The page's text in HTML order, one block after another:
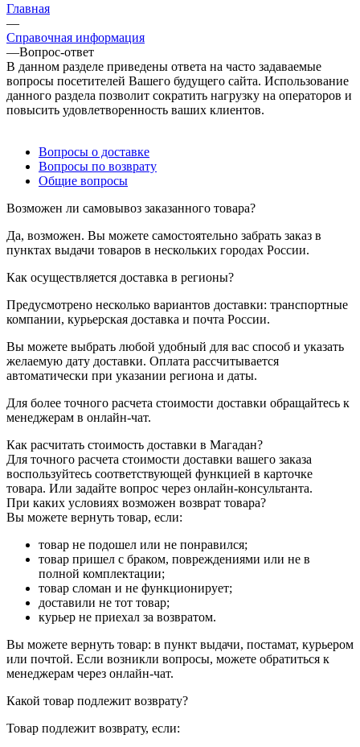
Главная
—
Справочная информация
—Вопрос-ответ
В данном разделе приведены ответа на часто задаваемые
вопросы посетителей Вашего будущего сайта. Использование
данного раздела позволит сократить нагрузку на операторов и
повысить удовлетворенность ваших клиентов.
Вопросы о доставке
Вопросы по возврату
Общие вопросы
Возможен ли самовывоз заказанного товара?
Да, возможен. Вы можете самостоятельно забрать заказ в
пунктах выдачи товаров в нескольких городах России.
Как осуществляется доставка в регионы?
Предусмотрено несколько вариантов доставки: транспортные
компании, курьерская доставка и почта России.
Вы можете выбрать любой удобный для вас способ и указать
желаемую дату доставки. Оплата рассчитывается
автоматически при указании региона и даты.
Для более точного расчета стоимости доставки обращайтесь к
менеджерам в онлайн-чат.
Как расчитать стоимость доставки в Магадан?
Для точного расчета стоимости доставки вашего заказа
воспользуйтесь соответствующей функцией в карточке
товара. Или задайте вопрос через онлайн-консультанта.
При каких условиях возможен возврат товара?
Вы можете вернуть товар, если:
товар не подошел или не понравился;
товар пришел с браком, повреждениями или не в
полной комплектации;
товар сломан и не функционирует;
доставили не тот товар;
курьер не приехал за возвратом.
Вы можете вернуть товар: в пункт выдачи, постамат, курьером
или почтой. Если возникли вопросы, можете обратиться к
менеджерам через онлайн-чат.
Какой товар подлежит возврату?
Товар подлежит возврату, если: